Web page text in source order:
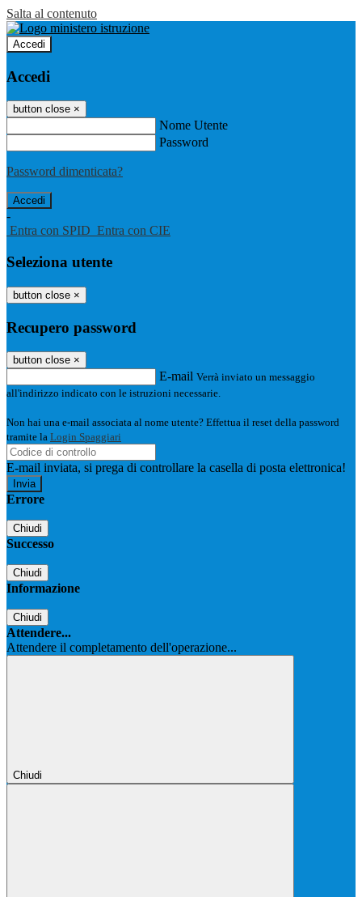
Salta al contenuto
Accedi
Accedi
button close ×
Nome Utente
Password
Password dimenticata?
-
Entra con SPID Entra con CIE
Seleziona utente
button close ×
Recupero password
button close ×
E-mail Verrà inviato un messaggio
all'indirizzo indicato con le istruzioni necessarie.
Non hai una e-mail associata al nome utente? Effettua il reset della password
tramite la Login Spaggiari
E-mail inviata, si prega di controllare la casella di posta elettronica!
Errore
Chiudi
Successo
Chiudi
Informazione
Chiudi
Attendere...
Attendere il completamento dell'operazione...
Chiudi